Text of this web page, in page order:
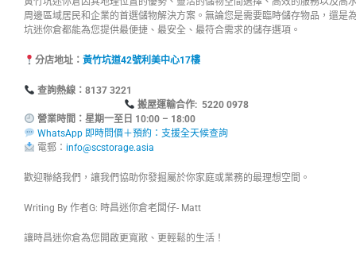
周邊區域居民和企業的首選儲物解決方案。無論您是需要臨時儲存物品，還是
坑迷你倉都能為您提供最便捷、最安全、最符合需求的儲存選項。
分店地址： 黃竹坑道42號利美中心17樓
查詢熱線：
搬屋運輸合作: 5220 0978
營業時間：星期一至日 10:00 – 18:00
WhatsApp 即時問價＋預約：支援全天候查詢
電郵： info@scstorage.asia
歡迎聯絡我們，讓我們協助你發掘屬於你家庭或業務的最理想空間。
Writing By 作者G: 時昌迷你倉老闆仔- Matt
讓時昌迷你倉為您開啟更寬敞、更輕鬆的生活！